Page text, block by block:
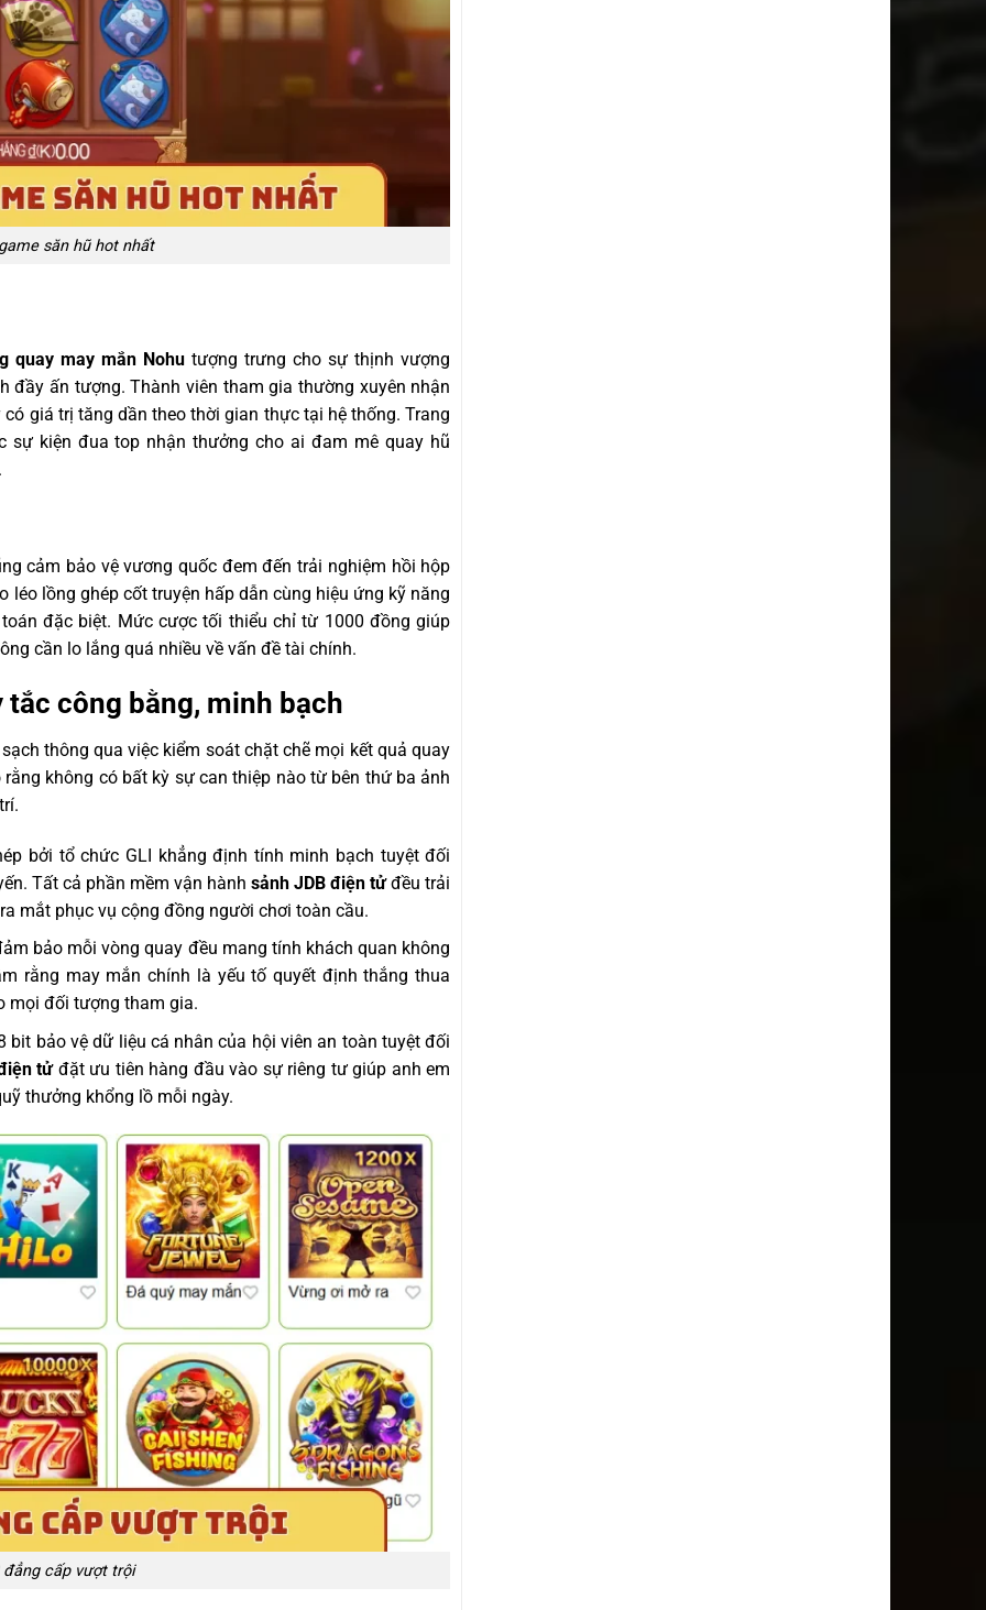
săn hũ hot nhất
quay may mắn Nohu tượng trưng cho sự thịnh vượng
đầy ấn tượng. Thành viên tham gia thường xuyên nhận
giá trị tăng dần theo thời gian thực tại hệ thống. Trang
sự kiện đua top nhận thưởng cho ai đam mê quay hũ
cảm bảo vệ vương quốc đem đến trải nghiệm hồi hộp
lồng ghép cốt truyện hấp dẫn cùng hiệu ứng kỹ năng
đặc biệt. Mức cược tối thiểu chỉ từ 1000 đồng giúp
cần lo lắng quá nhiều về vấn đề tài chính.
công bằng, minh bạch
thông qua việc kiểm soát chặt chẽ mọi kết quả quay
không có bất kỳ sự can thiệp nào từ bên thứ ba ảnh
bởi tổ chức GLI khẳng định tính minh bạch tuyệt đối
Tất cả phần mềm vận hànhsảnh JDB điện tửđều trải
mắt phục vụ cộng đồng người chơi toàn cầu.
bảo mỗi vòng quay đều mang tính khách quan không
rằng may mắn chính là yếu tố quyết định thắng thua
mọi đối tượng tham gia.
bit bảo vệ dữ liệu cá nhân của hội viên an toàn tuyệt đối
tửđặt ưu tiên hàng đầu vào sự riêng tư giúp anh em
thưởng khổng lồ mỗi ngày.
đẳng cấp vượt trội